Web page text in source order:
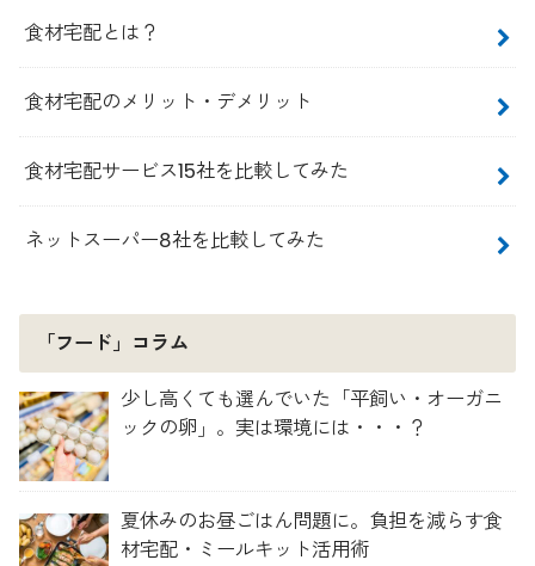
食材宅配とは？
食材宅配のメリット・デメリット
食材宅配サービス15社を比較してみた
ネットスーパー8社を比較してみた
「フード」コラム
少し高くても選んでいた「平飼い・オーガニ
ックの卵」。実は環境には・・・？
夏休みのお昼ごはん問題に。負担を減らす食
材宅配・ミールキット活用術